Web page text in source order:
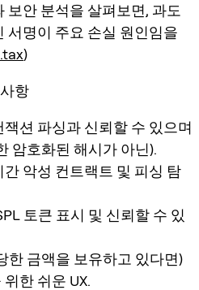
보안 분석을 살펴보면, 과도
서명이 주요 손실 원인임을
)
항
션 파싱과 신뢰할 수 있으며
암호화된 해시가 아닌).
악성 컨트랙트 및 피싱 탐
토큰 표시 및 신뢰할 수 있
한 금액을 보유하고 있다면)
한 쉬운 UX.